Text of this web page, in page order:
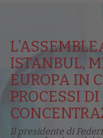
ISTANBUL,
EUROPA IN
PROCESSI DI
Il presidente di